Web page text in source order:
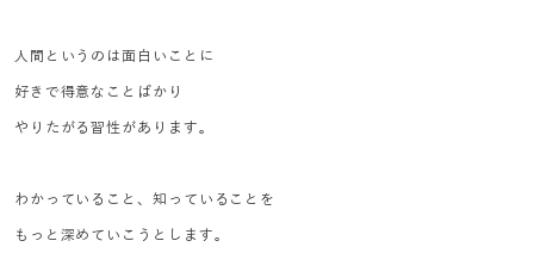
人間というのは面白いことに
好きで得意なことばかり
やりたがる習性があります。
わかっていること、知っていることを
もっと深めていこうとします。